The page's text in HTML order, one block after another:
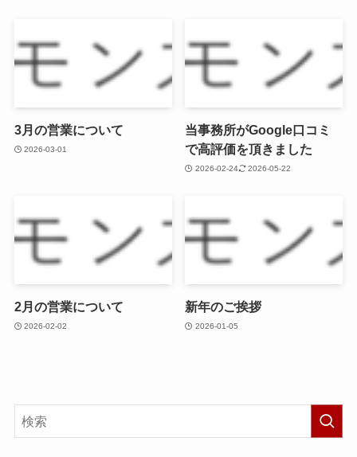
3月の営業について
2026-03-01
当事務所がGoogle口コミ
で高評価を頂きました
2026-02-24 2026-05-22
2月の営業について
2026-02-02
新年のご挨拶
2026-01-05